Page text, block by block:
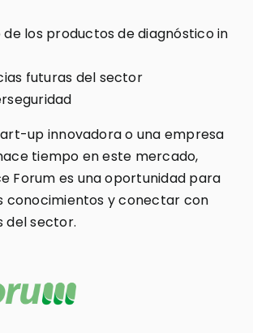
de los productos de diagnóstico in
futuras del sector
up innovadora o una empresa
tiempo en este mercado,
Forum es una oportunidad para
conocimientos y conectar con
del sector.